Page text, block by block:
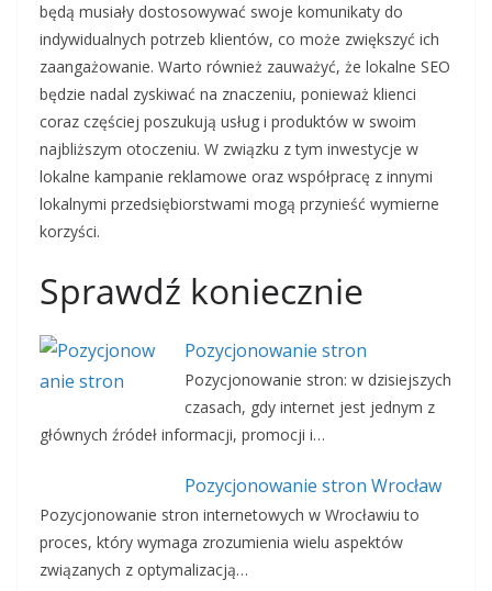
będą musiały dostosowywać swoje komunikaty do
indywidualnych potrzeb klientów, co może zwiększyć ich
zaangażowanie. Warto również zauważyć, że lokalne SEO
będzie nadal zyskiwać na znaczeniu, ponieważ klienci
coraz częściej poszukują usług i produktów w swoim
najbliższym otoczeniu. W związku z tym inwestycje w
lokalne kampanie reklamowe oraz współpracę z innymi
lokalnymi przedsiębiorstwami mogą przynieść wymierne
korzyści.
Sprawdź koniecznie
Pozycjonowanie stron
Pozycjonowanie stron: w dzisiejszych
czasach, gdy internet jest jednym z
głównych źródeł informacji, promocji i…
Pozycjonowanie stron Wrocław
Pozycjonowanie stron internetowych w Wrocławiu to
proces, który wymaga zrozumienia wielu aspektów
związanych z optymalizacją…